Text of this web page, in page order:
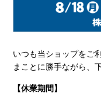
いつも当ショップをご
まことに勝手ながら、
【休業期間】